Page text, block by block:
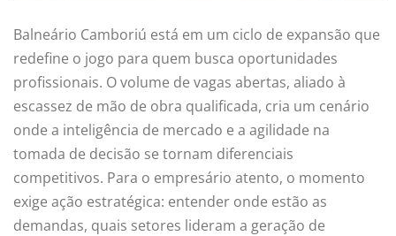
Balneário Camboriú está em um ciclo de expansão que
redefine o jogo para quem busca oportunidades
profissionais. O volume de vagas abertas, aliado à
escassez de mão de obra qualificada, cria um cenário
onde a inteligência de mercado e a agilidade na
tomada de decisão se tornam diferenciais
competitivos. Para o empresário atento, o momento
exige ação estratégica: entender onde estão as
demandas, quais setores lideram a geração de